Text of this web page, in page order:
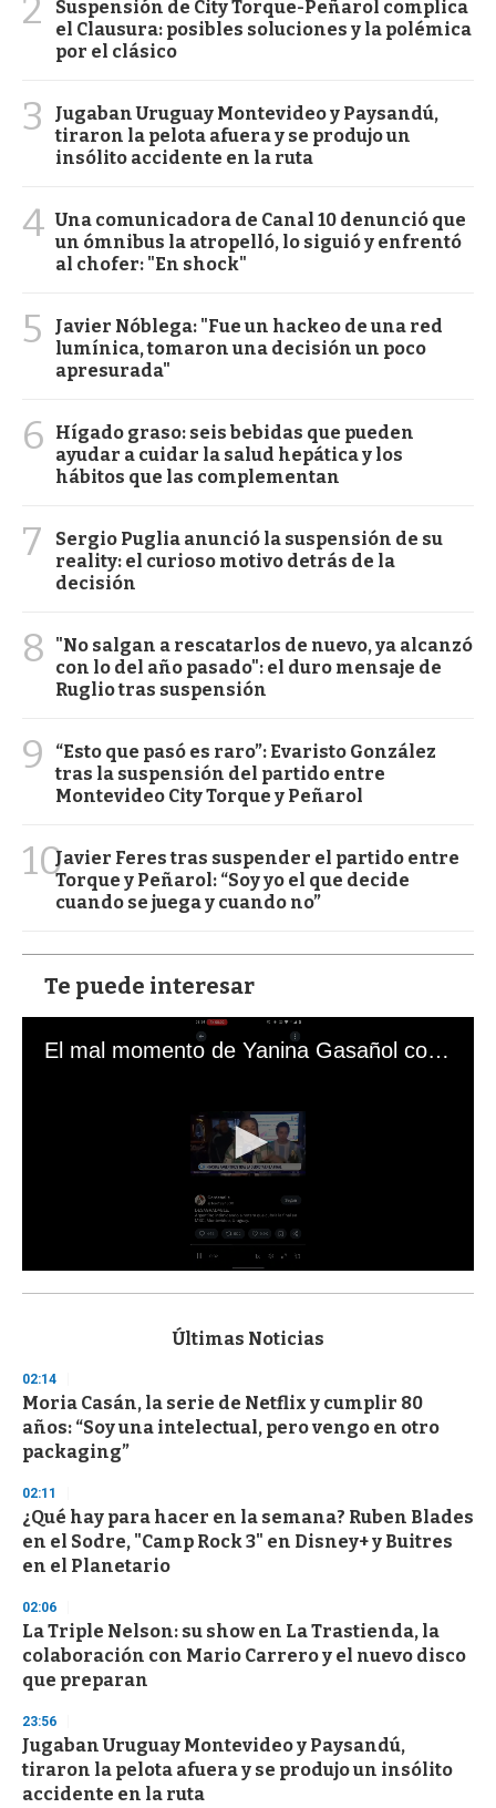
2
Suspensión de City Torque-Peñarol complica
el Clausura: posibles soluciones y la polémica
por el clásico
3
Jugaban Uruguay Montevideo y Paysandú,
tiraron la pelota afuera y se produjo un
insólito accidente en la ruta
4 Una comunicadora de Canal 10 denunció que
un ómnibus la atropelló, lo siguió y enfrentó
al chofer: "En shock"
5
Javier Nóblega: "Fue un hackeo de una red
lumínica, tomaron una decisión un poco
apresurada"
6
Hígado graso: seis bebidas que pueden
ayudar a cuidar la salud hepática y los
hábitos que las complementan
7
Sergio Puglia anunció la suspensión de su
reality: el curioso motivo detrás de la
decisión
8
"No salgan a rescatarlos de nuevo, ya alcanzó
con lo del año pasado": el duro mensaje de
Ruglio tras suspensión
9
“Esto que pasó es raro”: Evaristo González
tras la suspensión del partido entre
Montevideo City Torque y Peñarol
10Javier Feres tras suspender el partido entre
Torque y Peñarol: “Soy yo el que decide
cuando se juega y cuando no”
Te puede interesar
El mal momento de Yanina Gasañol con un hincha argentino en "Subrayado"
s
d
s
o
f
3
s
c
o
n
Últimas Noticias
02:14
Moria Casán, la serie de Netflix y cumplir 80
años: “Soy una intelectual, pero vengo en otro
packaging”
02:11
¿Qué hay para hacer en la semana? Ruben Blades
en el Sodre, "Camp Rock 3" en Disney+ y Buitres
en el Planetario
02:06
La Triple Nelson: su show en La Trastienda, la
colaboración con Mario Carrero y el nuevo disco
que preparan
23:56
Jugaban Uruguay Montevideo y Paysandú,
tiraron la pelota afuera y se produjo un insólito
accidente en la ruta